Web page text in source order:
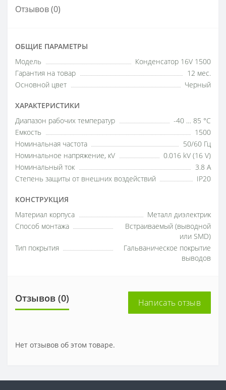
Отзывов (0)
ОБЩИЕ ПАРАМЕТРЫ
Модель
Конденсатор 16V 1500
Гарантия на товар
12 мес.
Основной цвет
Черный
ХАРАКТЕРИСТИКИ
Диапазон рабочих температур
-40 … 85 °C
Емкость
1500
Номинальная частота
50/60 Гц
Номинальное напряжение, кV
0.016 kV (16 V)
Номинальный ток
3.8 A
Степень защиты от внешних воздействий
IP20
КОНСТРУКЦИЯ
Материал корпуса
Металл диэлектрик
Способ монтажа
Встраиваемый (выводной
или SMD)
Тип покрытия
Гальваническое покрытие
выводов
Отзывов (0) Написать отзыв
Нет отзывов об этом товаре.